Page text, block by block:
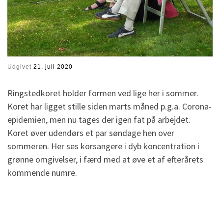
Udgivet 21. juli 2020
Ringstedkoret holder formen ved lige her i sommer.
Koret har ligget stille siden marts måned p.g.a. Corona-
epidemien, men nu tages der igen fat på arbejdet.
Koret øver udendørs et par søndage hen over
sommeren. Her ses korsangere i dyb koncentration i
grønne omgivelser, i færd med at øve et af efterårets
kommende numre.